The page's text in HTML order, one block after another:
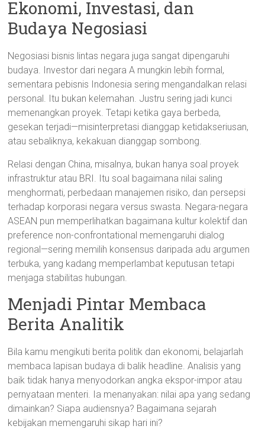
Ekonomi, Investasi, dan
Budaya Negosiasi
Negosiasi bisnis lintas negara juga sangat dipengaruhi
budaya. Investor dari negara A mungkin lebih formal,
sementara pebisnis Indonesia sering mengandalkan relasi
personal. Itu bukan kelemahan. Justru sering jadi kunci
memenangkan proyek. Tetapi ketika gaya berbeda,
gesekan terjadi—misinterpretasi dianggap ketidakseriusan,
atau sebaliknya, kekakuan dianggap sombong.
Relasi dengan China, misalnya, bukan hanya soal proyek
infrastruktur atau BRI. Itu soal bagaimana nilai saling
menghormati, perbedaan manajemen risiko, dan persepsi
terhadap korporasi negara versus swasta. Negara-negara
ASEAN pun memperlihatkan bagaimana kultur kolektif dan
preference non-confrontational memengaruhi dialog
regional—sering memilih konsensus daripada adu argumen
terbuka, yang kadang memperlambat keputusan tetapi
menjaga stabilitas hubungan.
Menjadi Pintar Membaca
Berita Analitik
Bila kamu mengikuti berita politik dan ekonomi, belajarlah
membaca lapisan budaya di balik headline. Analisis yang
baik tidak hanya menyodorkan angka ekspor-impor atau
pernyataan menteri. Ia menanyakan: nilai apa yang sedang
dimainkan? Siapa audiensnya? Bagaimana sejarah
kebijakan memengaruhi sikap hari ini?